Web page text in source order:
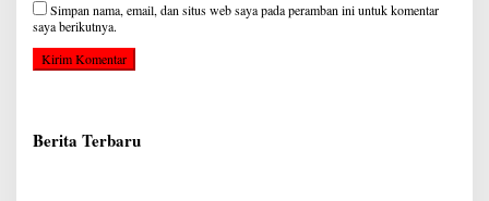
Simpan nama, email, dan situs web saya pada peramban ini untuk komentar
saya berikutnya.
Berita Terbaru